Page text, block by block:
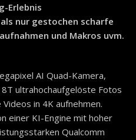
Erlebnis
nur gestochen scharfe
und Makros uvm.
AI Quad-Kamera,
ultrahochaufgelöste Fotos
in 4K aufnehmen.
einer KI-Engine mit hoher
Qualcomm